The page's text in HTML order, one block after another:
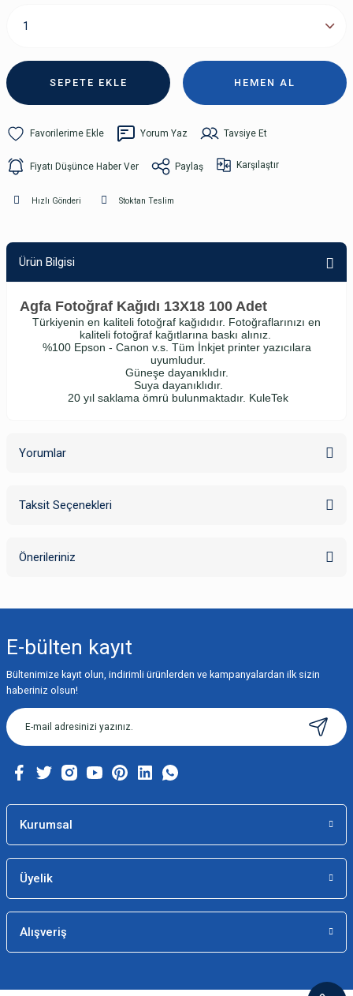
SEPETE EKLE HEMEN AL
Yorum Yaz Tavsiye Et
Fiyatı Düşünce Haber Ver Paylaş Karşılaştır
Hızlı Gönderi Stoktan Teslim
Ürün Bilgisi
Agfa Fotoğraf Kağıdı 13X18 100 Adet
Türkiyenin en kaliteli fotoğraf kağıdıdır. Fotoğraflarınızı en
kaliteli fotoğraf kağıtlarına baskı alınız.
%100 Epson - Canon v.s. Tüm İnkjet printer yazıcılara
uyumludur.
Güneşe dayanıklıdır.
Suya dayanıklıdır.
20 yıl saklama ömrü bulunmaktadır. KuleTek
Yorumlar
Taksit Seçenekleri
Önerileriniz
Görüş ve önerileriniz için teşekkür ederiz.
Ürün resmi kalitesiz, bozuk veya görüntülenemiyor.
Ürün açıklamasında eksik bilgiler bulunuyor.
Ürün bilgilerinde hatalar bulunuyor.
Bu ürüne benzer farklı alternatifler olmalı.
E-bülten kayıt
Bültenimize kayıt olun, indirimli ürünlerden ve kampanyalardan ilk sizin
haberiniz olsun!
Kurumsal
Üyelik
Alışveriş